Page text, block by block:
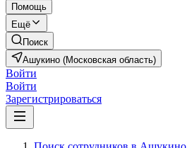
Помощь
Ещё
Поиск
Ашукино (Московская область)
Войти
Войти
Зарегистрироваться